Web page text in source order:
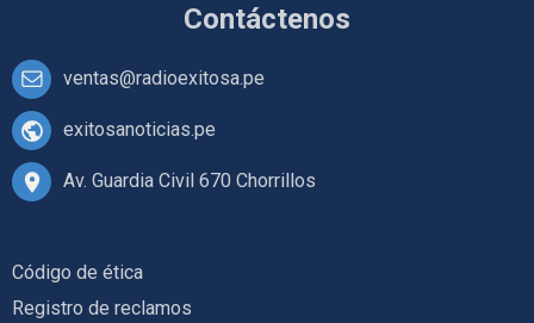
Contáctenos
ventas@radioexitosa.pe
exitosanoticias.pe
Av. Guardia Civil 670 Chorrillos
Código de ética
Registro de reclamos